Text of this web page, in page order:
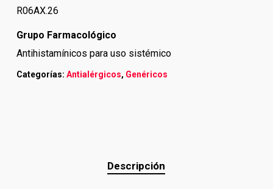
R06AX.26
Grupo Farmacológico
Antihistamínicos para uso sistémico
Categorías: Antialérgicos, Genéricos
Descripción